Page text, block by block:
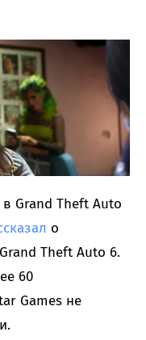
Grand Theft Auto
о
Theft Auto 6.
60
Games не